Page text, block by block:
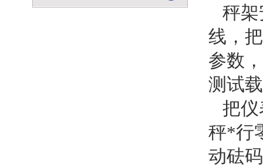
秤架
线，
参数
测试
把
秤*行
动砝